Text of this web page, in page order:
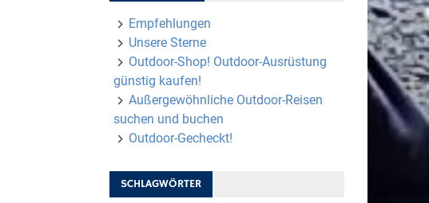
Empfehlungen
Unsere Sterne
Outdoor-Shop! Outdoor-Ausrüstung
günstig kaufen!
Außergewöhnliche Outdoor-Reisen
suchen und buchen
Outdoor-Gecheckt!
SCHLAGWÖRTER